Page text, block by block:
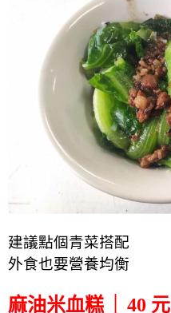
建議點個青菜搭配
外食也要營養均衡
麻油米血糕 │ 40 元